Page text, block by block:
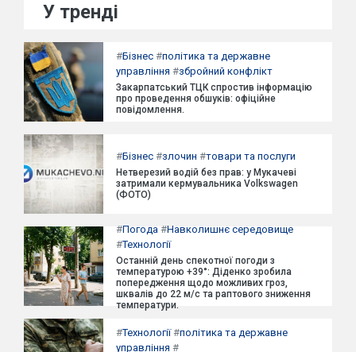
У тренді
#Бізнес #політика та державне
управління #збройний конфлікт
Закарпатський ТЦК спростив інформацію
про проведення обшуків: офіційне
повідомлення.
#Бізнес #злочин #товари та послуги
Нетверезий водій без прав: у Мукачеві
затримали кермувальника Volkswagen
(ФОТО)
#Погода #Навколишнє середовище
#Технології
Останній день спекотної погоди з
температурою +39°: Діденко зробила
попередження щодо можливих гроз,
шквалів до 22 м/с та раптового зниження
температури.
#Технології#політика та державне
управління #